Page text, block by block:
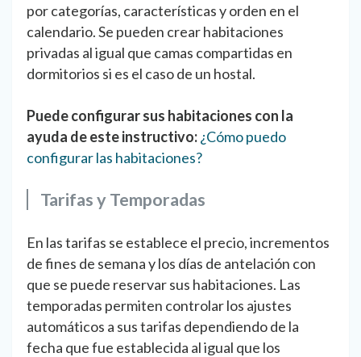
por categorías, características y orden en el
calendario. Se pueden crear habitaciones
privadas al igual que camas compartidas en
dormitorios si es el caso de un hostal.
Puede configurar sus habitaciones con la
ayuda de este instructivo:¿Cómo puedo
configurar las habitaciones?
Tarifas y Temporadas
En las tarifas se establece el precio, incrementos
de fines de semana y los días de antelación con
que se puede reservar sus habitaciones. Las
temporadas permiten controlar los ajustes
automáticos a sus tarifas dependiendo de la
fecha que fue establecida al igual que los